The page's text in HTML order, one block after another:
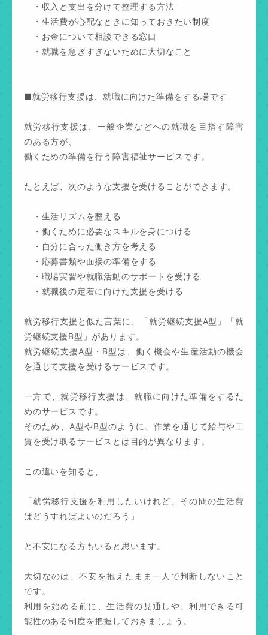
・収入と支出を分けて整理する方法
・生活費が心配なときに知っておきたい制度
・お金について相談できる窓口
・就職を急ぎすぎないために大切なこと
■就労移行支援は、就職に向けた準備をする場です
就労移行支援は、一般企業などへの就職を目指す障害
のある方が、
働くための準備を行う障害福祉サービスです。
たとえば、次のような支援を受けることができます。
・生活リズムを整える
・働くために必要なスキルを身につける
・自分に合った働き方を考える
・応募書類や面接の準備をする
・職場実習や就職活動のサポートを受ける
・就職後の定着に向けた支援を受ける
就労移行支援と似た言葉に、「就労継続支援A型」「就
労継続支援B型」があります。
就労継続支援A型・B型は、働く機会や生産活動の機会
を通じて支援を受けるサービスです。
一方で、就労移行支援は、就職に向けた準備をするた
めのサービスです。
そのため、A型やB型のように、作業を通じて給与や工
賃を受け取るサービスとは目的が異なります。
この違いを知ると、
「就労移行支援を利用したいけれど、その間の生活費
はどうすればよいのだろう」
と不安になる方もいると思います。
大切なのは、不安を抱えたまま一人で判断しないこと
です。
利用を始める前に、生活費の見通しや、利用できる可
能性のある制度を把握しておきましょう。